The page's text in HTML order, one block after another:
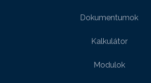
Dokumentumok
Kalkulátor
Modulok